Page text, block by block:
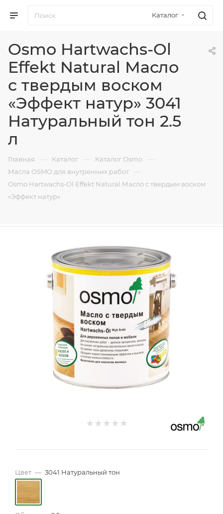
Каталог
Osmo Hartwachs-Ol
Effekt Natural Масло
с твердым воском
«Эффект натур» 3041
Натуральный тон 2.5
л
Главная — Каталог — Каталог Osmo —
Масла OSMO для внутренних работ —
Osmo Hartwachs-Ol Effekt Natural Масло с твердым воском
«Эффект натур»
Цвет — 3041 Натуральный тон